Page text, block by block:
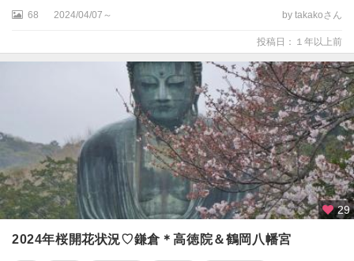
68 2024/04/07～ by takakoさん
投稿日：１年以上前
29
2024年桜開花状況♡鎌倉＊高徳院＆鶴岡八幡宮